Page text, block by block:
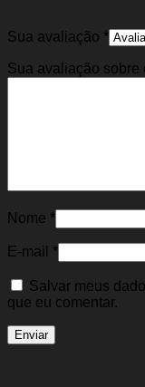
Sua avaliação *
Sua avaliação sobre
Nome *
E-mail *
Salvar meus
que eu comentar.